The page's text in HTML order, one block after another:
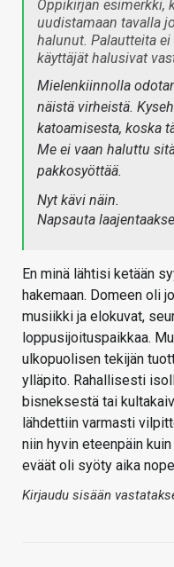
Oppikirjan esimerkki,
uudistamaan tavalla
halunut. Palautteita
käyttäjät halusivat
Mielenkiinnolla
näistä virheistä.
katoamisesta, koska
Me ei vaan haluttu
pakkosyöttää.
Nyt kävi näin.
Napsauta
En minä lähtisi ketään
hakemaan. Domeen oli
musiikki ja elokuvat,
loppusijoituspaikkaa.
ulkopuolisen tekijän
ylläpito. Rahallisesti
bisneksestä tai
lähdettiin varmasti
niin hyvin eteenpäin
eväät oli syöty aika
Kirjaudu sisään